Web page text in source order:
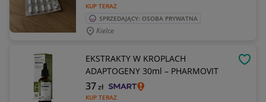
KUP TERAZ
SPRZEDAJĄCY: OSOBA PRYWATNA
Kielce
EKSTRAKTY W KROPLACH
ADAPTOGENY 30ml – PHARMOVIT
KUP TERAZ
37zł